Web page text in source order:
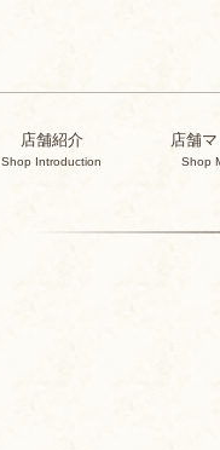
店舗紹介
Shop Introduction
店舗
Shop